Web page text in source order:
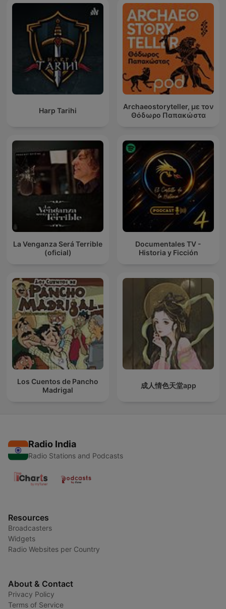
Harp Tarihi
Archaeostoryteller, με τον
Θόδωρο Παπακώστα
La Venganza Será Terrible
(oficial)
Documentales TV -
Historia y Ficción
Los Cuentos de Pancho
Madrigal
成人情色天堂app
Radio India
Radio Stations and Podcasts
Resources
Broadcasters
Widgets
Radio Websites per Country
About & Contact
Privacy Policy
Terms of Service